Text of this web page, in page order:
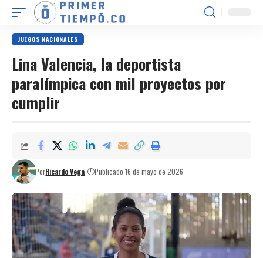
JUEGOS NACIONALES
Lina Valencia, la deportista
paralímpica con mil proyectos por
cumplir
PorRicardo Vega Publicado 16 de mayo de 2026